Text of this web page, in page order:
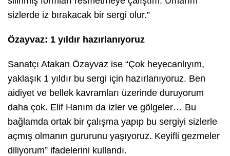
sizlerde iz bırakacak bir sergi olur.”
Özayvaz: 1 yıldır hazırlanıyoruz
Sanatçı Atakan Özayvaz ise “Çok heyecanlıyım,
yaklaşık 1 yıldır bu sergi için hazırlanıyoruz. Ben
aidiyet ve bellek kavramları üzerinde duruyorum
daha çok. Elif Hanım da izler ve gölgeler… Bu
bağlamda ortak bir çalışma yapıp bu sergiyi sizlerle
açmış olmanın gururunu yaşıyoruz. Keyifli gezmeler
diliyorum” ifadelerini kullandı.